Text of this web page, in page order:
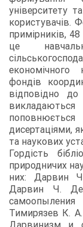
університету
користувачів.
примірників,
це
економічного
фондів
відповідно
дисертаціями,
та наукових
Гордість
природничих
них: Дарвин
Дарвин Ч.
Тимирязев К.
Дарвинизм и